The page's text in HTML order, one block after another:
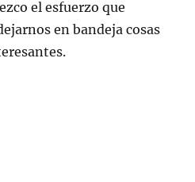
el esfuerzo que
en bandeja cosas